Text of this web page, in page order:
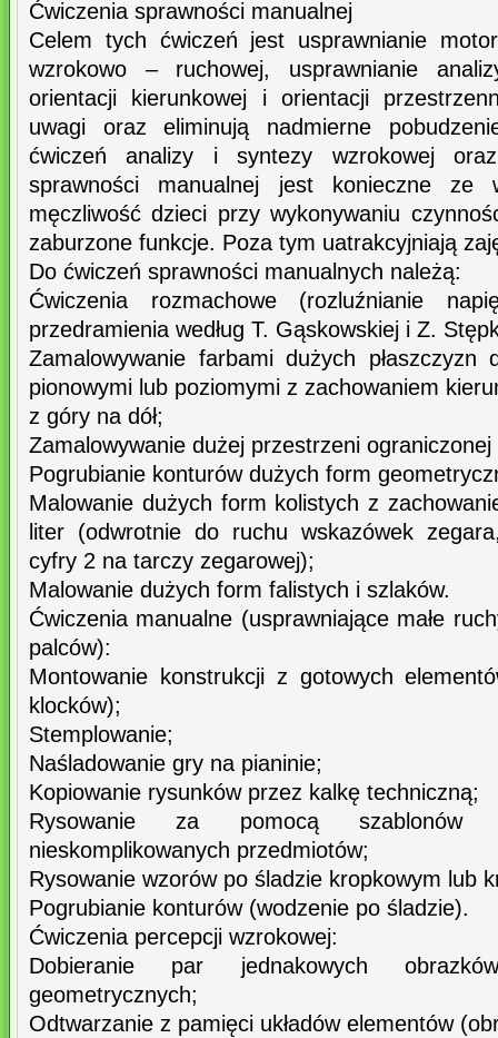
Ćwiczenia sprawności manualnej
Celem tych ćwiczeń jest usprawnianie
wzrokowo – ruchowej, usprawnianie
orientacji kierunkowej i orientacji
uwagi oraz eliminują nadmierne
ćwiczeń analizy i syntezy wzrokowej oraz
sprawności manualnej jest konieczne ze
męczliwość dzieci przy wykonywaniu
zaburzone funkcje. Poza tym uatrakcyjniają
Do ćwiczeń sprawności manualnych należą:
Ćwiczenia rozmachowe (rozluźnianie
przedramienia według T. Gąskowskiej i Z.
Zamalowywanie farbami dużych płaszczyzn
pionowymi lub poziomymi z zachowaniem
z góry na dół;
Zamalowywanie dużej przestrzeni
Pogrubianie konturów dużych form
Malowanie dużych form kolistych z
liter (odwrotnie do ruchu wskazówek
cyfry 2 na tarczy zegarowej);
Malowanie dużych form falistych i szlaków.
Ćwiczenia manualne (usprawniające małe
palców):
Montowanie konstrukcji z gotowych
klocków);
Stemplowanie;
Naśladowanie gry na pianinie;
Kopiowanie rysunków przez kalkę techniczną;
Rysowanie za pomocą szablonów
nieskomplikowanych przedmiotów;
Rysowanie wzorów po śladzie kropkowym lub
Pogrubianie konturów (wodzenie po śladzie).
Ćwiczenia percepcji wzrokowej:
Dobieranie par jednakowych
geometrycznych;
Odtwarzanie z pamięci układów elementów